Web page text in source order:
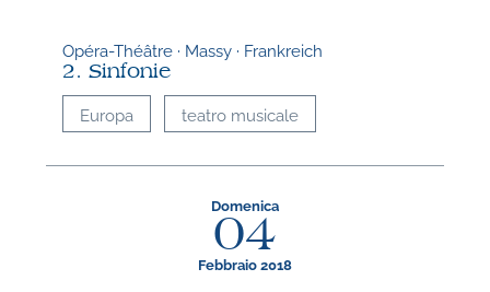
Opéra-Théâtre · Massy · Frankreich
2. Sinfonie
Europa teatro musicale
Domenica
04
Febbraio 2018